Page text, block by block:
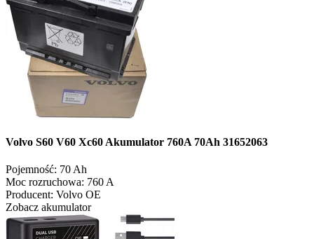
Volvo S60 V60 Xc60 Akumulator 760A 70Ah 31652063
Pojemność: 70 Ah
Moc rozruchowa: 760 A
Producent: Volvo OE
Zobacz akumulator